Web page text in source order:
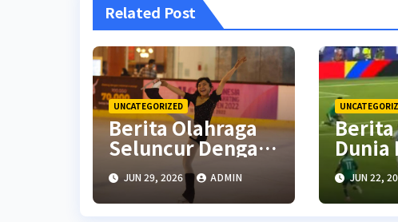
Related Post
UNCATEGORIZED
Berita Olahraga
Seluncur Dengan
Aksi Atlet Muda
JUN 29, 2026 ADMIN
Berita
Dunia
JUN 22,